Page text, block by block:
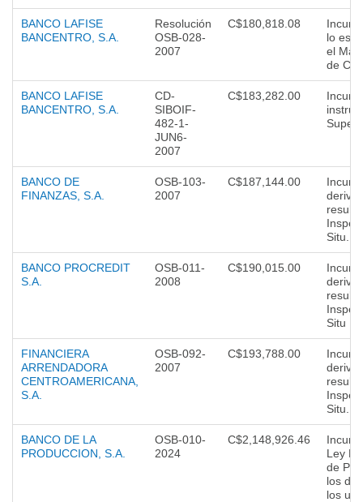
BANCO LAFISE
BANCENTRO, S.A.
Resolución
OSB-028-
2007
C$180,818.08
lo
el
de
BANCO LAFISE
BANCENTRO, S.A.
CD-
SIBOIF-
482-1-
JUN6-
2007
C$183,282.00
BANCO DE
FINANZAS, S.A.
OSB-103-
2007
C$187,144.00
Situ.
BANCO PROCREDIT
S.A.
OSB-011-
2008
C$190,015.00
Situ
FINANCIERA
ARRENDADORA
CENTROAMERICANA,
S.A.
OSB-092-
2007
C$193,788.00
Situ.
BANCO DE LA
PRODUCCION, S.A.
OSB-010-
2024
C$2,148,926.46
Ley
de
los
los